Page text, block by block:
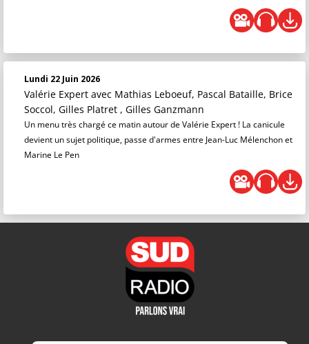
Lundi 22 Juin 2026
Valérie Expert avec Mathias Leboeuf, Pascal Bataille, Brice
Soccol, Gilles Platret , Gilles Ganzmann
Un menu très chargé ce matin autour de Valérie Expert ! La canicule
devient un sujet politique, passe d'armes entre Jean-Luc Mélenchon et
Marine Le Pen